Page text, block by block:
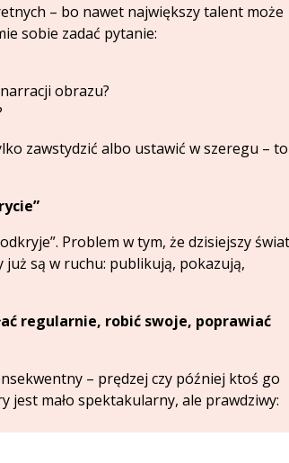
– bo nawet największy talent może
sobie zadać pytanie:
obrazu?
zawstydzić albo ustawić w szeregu – to
Problem w tym, że dzisiejszy
już są w ruchu: publikują, pokazują,
regularnie, robić swoje, poprawiać
– prędzej czy później ktoś go
jest mało spektakularny, ale prawdziwy: